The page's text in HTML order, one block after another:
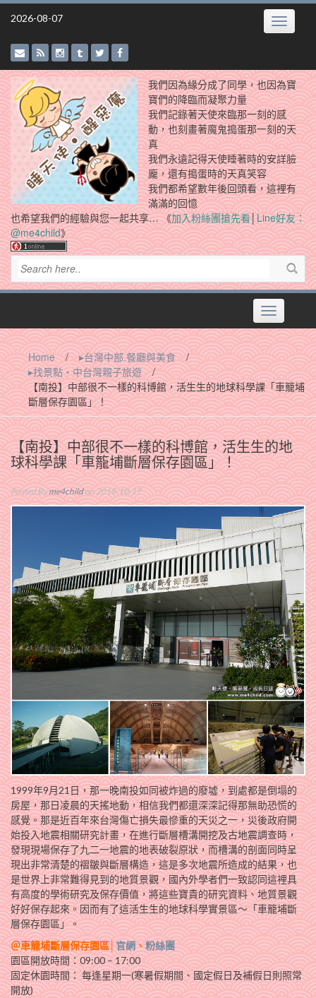
Skip
2026-08-07 Toggle
我們因為緣分成了同學，也因為寶
寶們的降臨而凝聚力量
我們記錄著天使來臨那一刻的感
動，也刻畫著魔鬼搗蛋那一刻的天
真
我們永遠記得天使睡著時的安詳臉
龐，還有搗蛋時的天真笑容
我們都希望數年後回頭看，這裡有
滿滿的回憶
也希望我們的經驗與您一起共享… 《加入粉絲團搶先看│Line好友：
@me4child》
Toggle
navigation
Home / ▸台灣中部.餐廳與美食
/
▸找景點‧中台灣親子旅遊
/
【南投】中部很不一樣的科博館，活生生的地球科學課「車籠埔
斷層保存園區」！
【南投】中部很不一樣的科博館，活生生的地
球科學課「車籠埔斷層保存園區」！
Posted Byme4childon 2018-10-17
1999年9月21日，那一晚南投如同被炸過的廢墟，到處都是倒塌的
房屋，那日凌晨的天搖地動，相信我們都還深深記得那無助恐慌的
感覺。那是近百年來台灣傷亡損失最慘重的天災之一，災後政府開
始投入地震相關研究計畫，在進行斷層槽溝開挖及古地震調查時，
發現現場保存了九二一地震的地表破裂原狀，而槽溝的剖面同時呈
現出非常清楚的褶皺與斷層構造，這是多次地震所造成的結果，也
是世界上非常難得見到的地質景觀，國內外學者們一致認同這裡具
有高度的學術研究及保存價值，將這些寶貴的研究資料、地質景觀
好好保存起來。因而有了這活生生的地球科學實景區～「車籠埔斷
層保存園區」。
＠車籠埔斷層保存園區│官網、粉絲團
園區開放時間：09:00 – 17:00
固定休園時間： 每逢星期一(寒暑假期間、國定假日及補假日則照常
開放)